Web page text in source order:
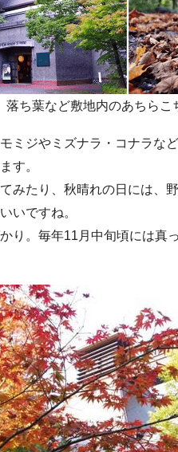
落ち葉など敷地内のあちらこ
ミジやミズナラ・コナラな
す。
みたり、秋晴れの日には、
いですね。
り。毎年11月中旬頃には真